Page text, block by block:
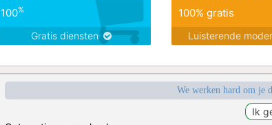
100%
Gratis diensten
100% gratis
Luisterende
We werken hard om je